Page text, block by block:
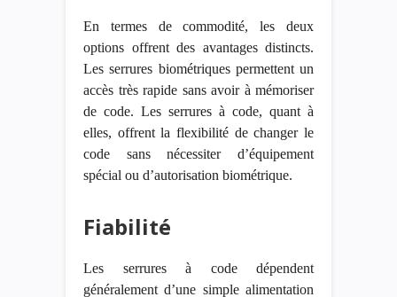
En termes de commodité, les deux
options offrent des avantages distincts.
Les serrures biométriques permettent un
accès très rapide sans avoir à mémoriser
de code. Les serrures à code, quant à
elles, offrent la flexibilité de changer le
code sans nécessiter d’équipement
spécial ou d’autorisation biométrique.
Fiabilité
Les serrures à code dépendent
généralement d’une simple alimentation